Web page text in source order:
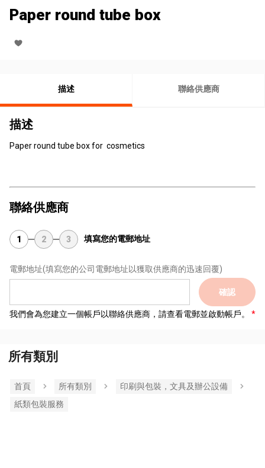
Paper round tube box
描述 聯絡供應商
描述
Paper round tube box for cosmetics
聯絡供應商
1 2 3 填寫您的電郵地址
電郵地址(填寫您的公司電郵地址以獲取供應商的迅速回覆)
確認
我們會為您建立一個帳戶以聯絡供應商，請查看電郵並啟動帳戶。
所有類別
首頁 所有類別
印刷與包裝，文具及辦公設備
紙類包裝服務